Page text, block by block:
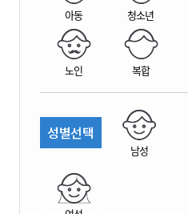
아동 청소년
노인 복합
성별선택
남성